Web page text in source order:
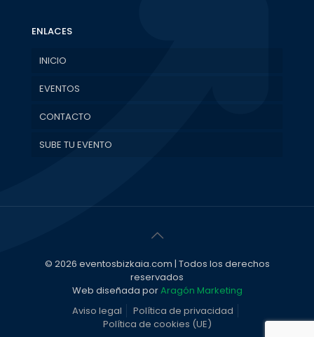
ENLACES
INICIO
EVENTOS
CONTACTO
SUBE TU EVENTO
© 2026 eventosbizkaia.com | Todos los derechos
reservados
Web diseñada porAragón Marketing
Aviso legal
Política de privacidad
Política de cookies (UE)